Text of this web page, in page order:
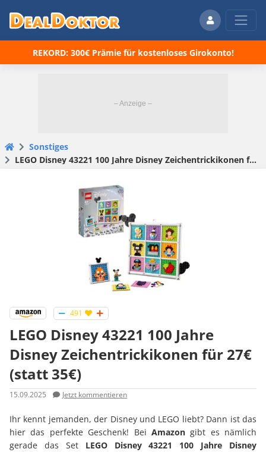
REKORD: 300€ Prämie für kostenloses Girokonto!
Sonstiges
LEGO Disney 43221 100 Jahre Disney Zeichentrickikonen für 27€ (statt 35€)
491
LEGO Disney 43221 100 Jahre
Disney Zeichentrickikonen für 27€
(statt 35€)
15.09.2025 Jetzt kommentieren
Ihr kennt jemanden, der Disney und LEGO liebt? Dann ist das
hier das perfekte Geschenk! Bei Amazongibt es nämlich
gerade das Set LEGO Disney 43221 100 Jahre Disney